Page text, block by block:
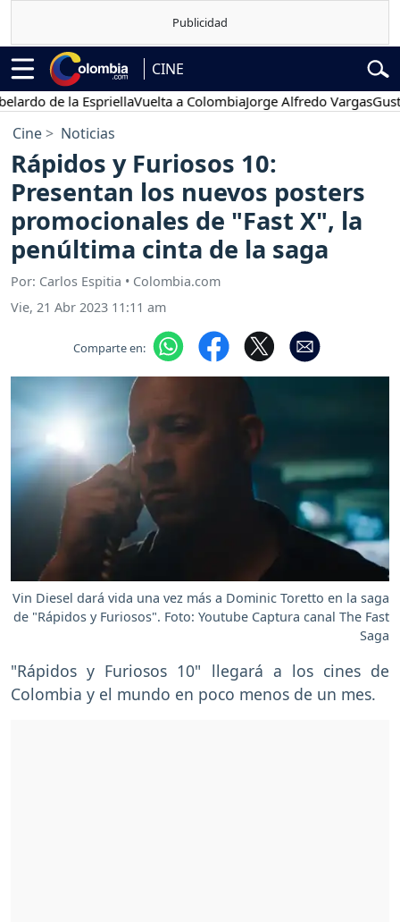
CINE
de la EspriellaVuelta a ColombiaJorge Alfredo Vargas Gustavo
Cine Noticias
Rápidos y Furiosos 10:
Presentan los nuevos posters
promocionales de "Fast X", la
penúltima cinta de la saga
Por: Carlos Espitia • Colombia.com
Vie, 21 Abr 2023 11:11 am
Comparte en:
Vin Diesel dará vida una vez más a Dominic Toretto en la saga
de "Rápidos y Furiosos". Foto: Youtube Captura canal The Fast
Saga
"Rápidos y Furiosos 10" llegará a los cines de
Colombia y el mundo en poco menos de un mes.